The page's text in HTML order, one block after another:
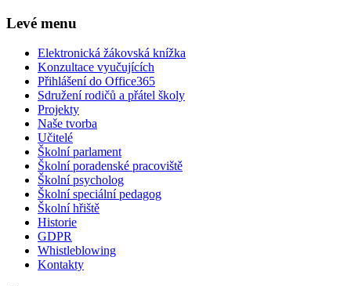
Levé menu
Elektronická žákovská knížka
Konzultace vyučujících
Přihlášení do Office365
Sdružení rodičů a přátel školy
Projekty
Naše tvorba
Učitelé
Školní parlament
Školní poradenské pracoviště
Školní psycholog
Školní speciální pedagog
Školní hřiště
Historie
GDPR
Whistleblowing
Kontakty